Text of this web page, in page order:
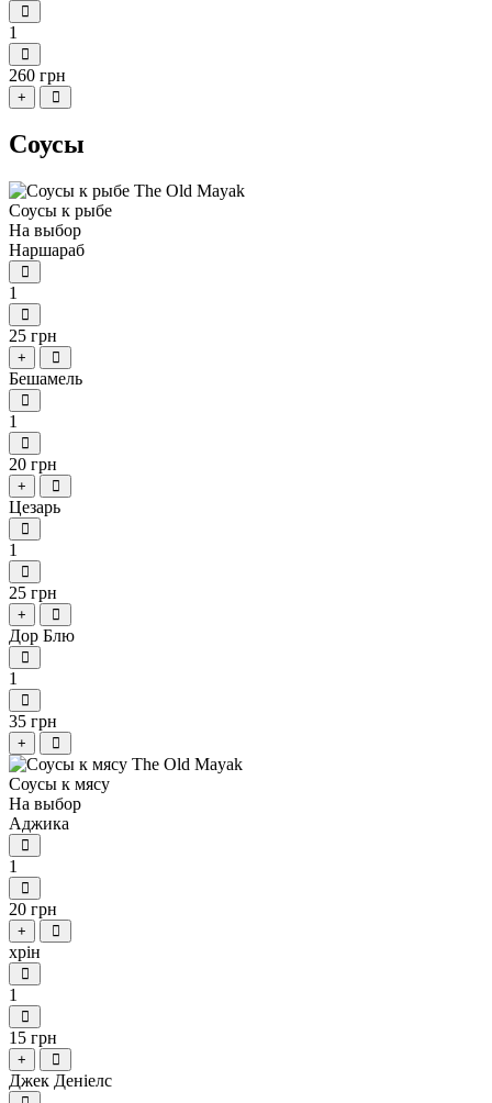
1
260 грн
+
Соусы
Соусы к рыбе
На выбор
Наршараб
1
25 грн
+
Бешамель
1
20 грн
+
Цезарь
1
25 грн
+
Дор Блю
1
35 грн
+
Соусы к мясу
На выбор
Аджика
1
20 грн
+
хрін
1
15 грн
+
Джек Деніелс